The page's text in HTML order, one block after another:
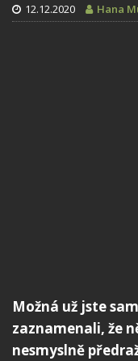
12.12.2020 Hana
Možná už jste
zaznamenali, že
nesmyslně